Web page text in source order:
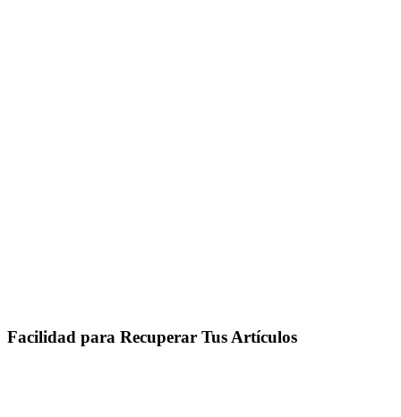
Facilidad para Recuperar Tus Artículos